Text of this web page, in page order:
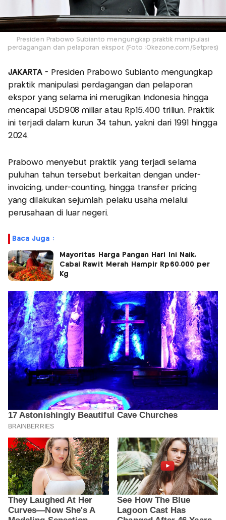
Presiden Prabowo Subianto mengungkap praktik manipulasi
perdagangan dan pelaporan ekspor. (Foto :Okezone.com/Setpres)
JAKARTA - Presiden Prabowo Subianto mengungkap
praktik manipulasi perdagangan dan pelaporan
ekspor yang selama ini merugikan Indonesia hingga
mencapai USD908 miliar atau Rp15.400 triliun. Praktik
ini terjadi dalam kurun 34 tahun, yakni dari 1991 hingga
2024.
Prabowo menyebut praktik yang terjadi selama
puluhan tahun tersebut berkaitan dengan under-
invoicing, under-counting, hingga transfer pricing
yang dilakukan sejumlah pelaku usaha melalui
perusahaan di luar negeri.
Baca Juga :
Mayoritas Harga Pangan Hari Ini Naik,
Cabai Rawit Merah Hampir Rp60.000 per
Kg